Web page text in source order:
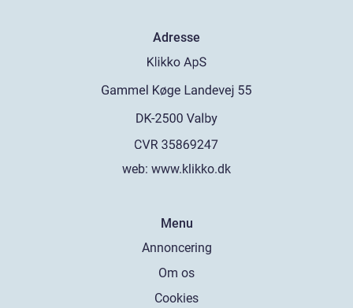
Adresse
web: www.klikko.dk
Menu
Annoncering
Om os
Cookies